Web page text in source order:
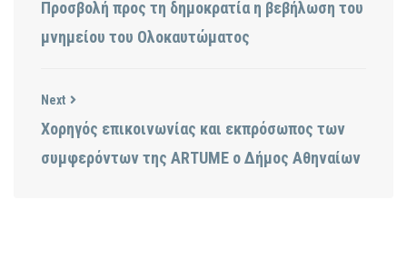
Προσβολή προς τη δημοκρατία η βεβήλωση του
μνημείου του Ολοκαυτώματος
Next
Χορηγός επικοινωνίας και εκπρόσωπος των
συμφερόντων της ARTUME ο Δήμος Αθηναίων